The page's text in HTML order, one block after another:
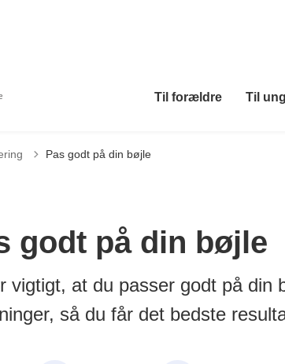
Til forældre Til
Pas godt på din bøjle
godt på din bøjle
vigtigt, at du passer godt på din
så du får det bedste